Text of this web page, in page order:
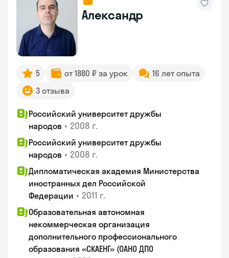
Александр
5 от 1880 ₽ за урок
16 лет опыта
3 отзыва
Российский университет дружбы
народов • 2008 г.
Российский университет дружбы
народов • 2008 г.
Дипломатическая академия Министерства
иностранных дел Российской
Федерации • 2011 г.
Образовательная автономная
некоммерческая организация
дополнительного профессионального
образования «СКАЕНГ» (ОАНО ДПО